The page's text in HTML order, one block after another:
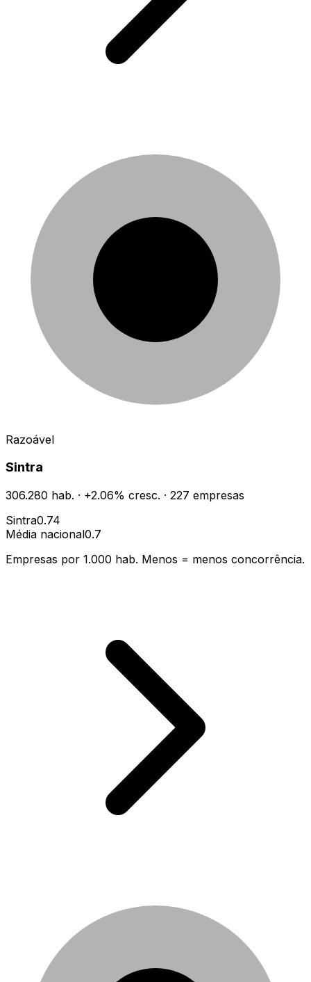
Razoável
Sintra
306.280 hab. · +2.06% cresc. · 227 empresas
Sintra0.74
Média nacional0.7
Empresas por 1.000 hab. Menos = menos concorrência.